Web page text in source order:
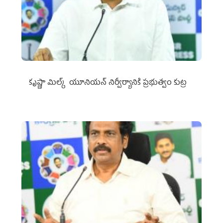
కృష్ణా మిల్క్‌ యూనియన్‌ నిర్వీర్యానికి ప్రభుత్వం కుట్ర